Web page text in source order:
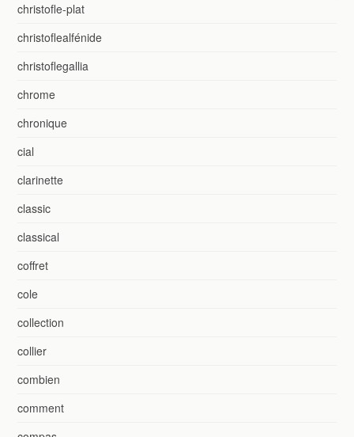
christofle-plat
christoflealfénide
christoflegallia
chrome
chronique
cial
clarinette
classic
classical
coffret
cole
collection
collier
combien
comment